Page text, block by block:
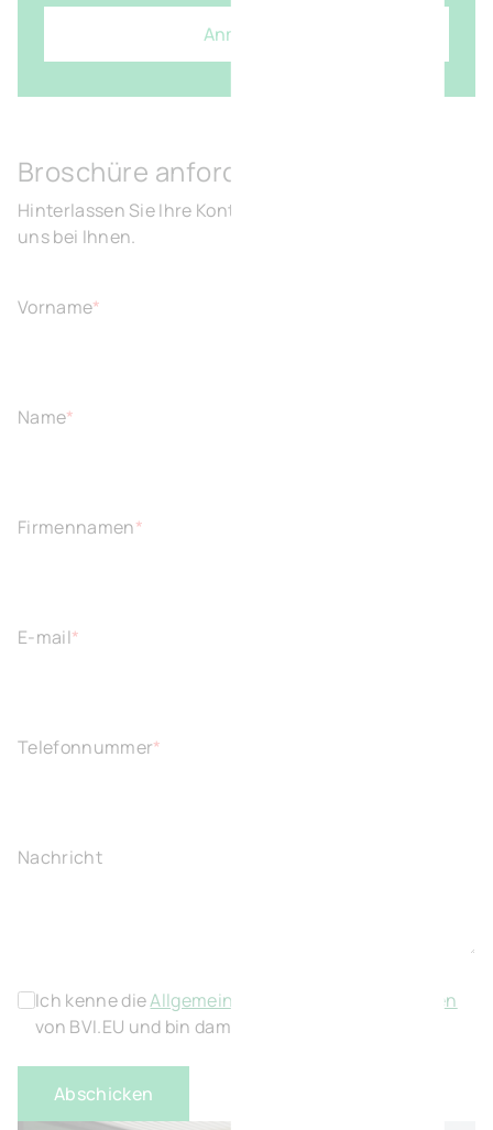
Anmelden
Broschüre anfordern
Hinterlassen Sie Ihre Kontaktdaten und wir melden
uns bei Ihnen.
Vorname*
Name*
Firmennamen*
E-mail*
Telefonnummer*
Nachricht
Ich kenne dieAllgemeinen Geschäftsbedingungen
von BVI.EU und bin damit einverstanden.